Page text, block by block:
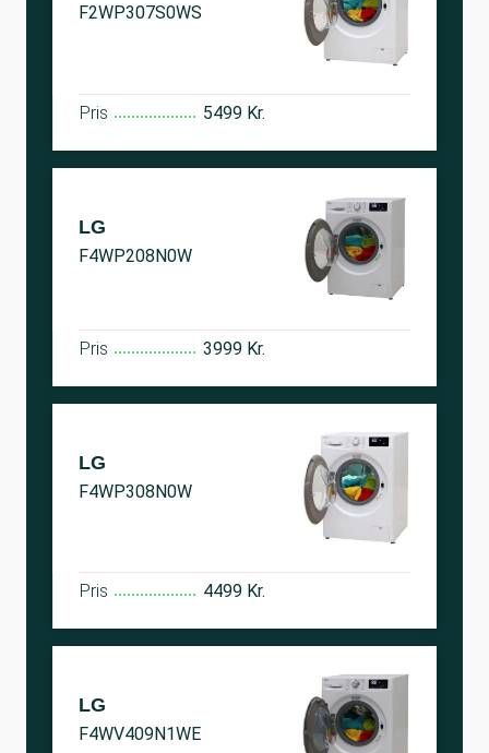
F2WP307S0WS
Pris 5499 Kr.
LG
F4WP208N0W
Pris 3999 Kr.
LG
F4WP308N0W
Pris 4499 Kr.
LG
F4WV409N1WE